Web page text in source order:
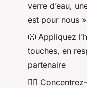
verre d’eau,
est pour nous
👐 Appliquez
touches, en
partenaire
💆‍♂️